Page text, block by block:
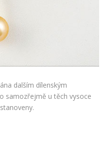
dalším dílenským
samozřejmě u těch vysoce